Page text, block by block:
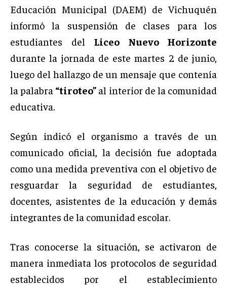
Educación Municipal (DAEM) de Vichuquén
informó la suspensión de clases para los
estudiantes del Liceo Nuevo Horizonte
durante la jornada de este martes 2 de junio,
luego del hallazgo de un mensaje que contenía
la palabra “tiroteo” al interior de la comunidad
educativa.
Según indicó el organismo a través de un
comunicado oficial, la decisión fue adoptada
como una medida preventiva con el objetivo de
resguardar la seguridad de estudiantes,
docentes, asistentes de la educación y demás
integrantes de la comunidad escolar.
Tras conocerse la situación, se activaron de
manera inmediata los protocolos de seguridad
establecidos por el establecimiento